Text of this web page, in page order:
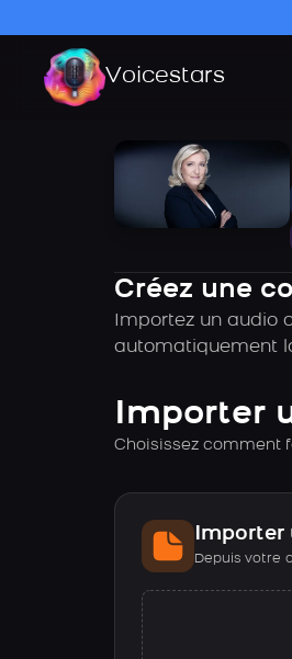
Voicestars
Créez une
Importez un audio
automatiquement
Importer
Choisissez comment
Importer
Depuis votre